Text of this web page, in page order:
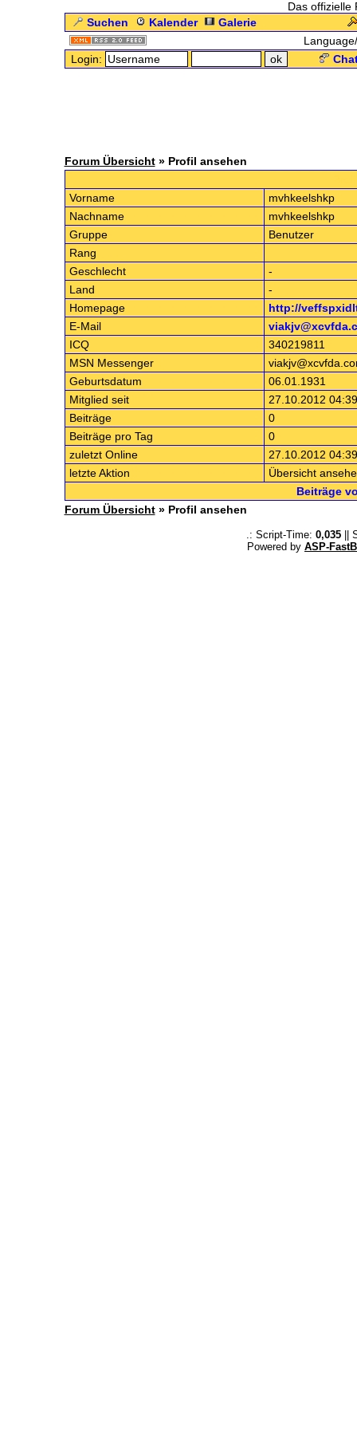
Das offizielle
Suchen
Kalender
Galerie
Login:
Forum Übersicht» Profil ansehen
Vorname
mvhkeelshkp
Nachname
mvhkeelshkp
Gruppe
Benutzer
Rang
Geschlecht
-
Land
-
Homepage
http://
E-Mail
ICQ
340219811
MSN Messenger
Geburtsdatum
06.01.1931
Mitglied seit
27.10.2012
Beiträge
0
Beiträge pro Tag
0
zuletzt Online
27.10.2012
letzte Aktion
Übersicht
Beiträge
Forum Übersicht» Profil ansehen
.: Script-Time: 0,035||
Powered by ASP-